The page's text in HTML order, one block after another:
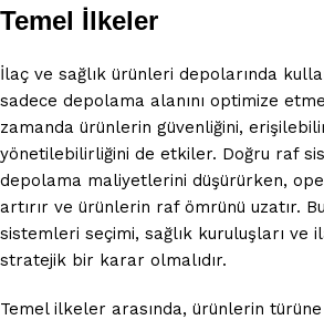
Temel İlkeler
İlaç ve sağlık ürünleri depolarında
sadece depolama alanını optimize
zamanda ürünlerin güvenliğini,
yönetilebilirliğini de etkiler. Doğru raf
depolama maliyetlerini düşürürken,
artırır ve ürünlerin raf ömrünü uzatır.
sistemleri seçimi, sağlık kuruluşları ve
stratejik bir karar olmalıdır.
Temel ilkeler arasında, ürünlerin